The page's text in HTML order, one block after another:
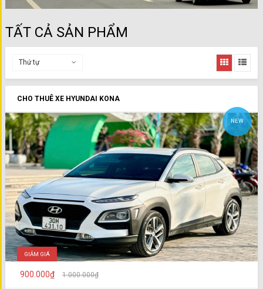
TẤT CẢ SẢN PHẨM
Thứ tự
CHO THUÊ XE HYUNDAI KONA
NEW
GIẢM GIÁ
900.000₫ 1.000.000₫